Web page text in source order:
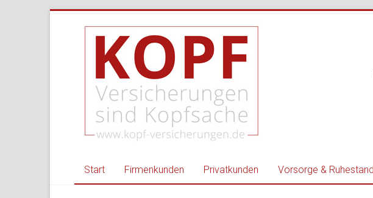
Kopf
Versicherungen
Ihr
Versicherungsmakler
Privat
Start Firmenkunden Privatkunden Vorsorge & Ruhestand